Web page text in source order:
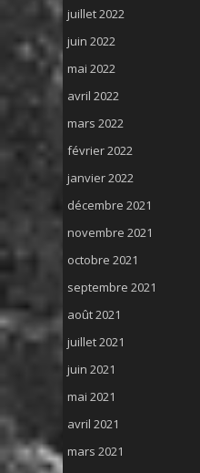
juillet 2022
juin 2022
mai 2022
avril 2022
mars 2022
février 2022
janvier 2022
décembre 2021
novembre 2021
octobre 2021
septembre 2021
août 2021
juillet 2021
juin 2021
mai 2021
avril 2021
mars 2021